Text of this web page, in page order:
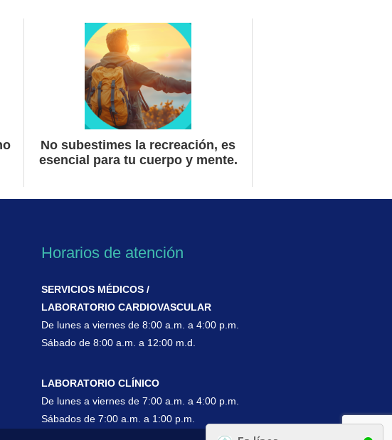
No subestimes la recreación, es
esencial para tu cuerpo y mente.
Horarios de atención
SERVICIOS MÉDICOS /
LABORATORIO CARDIOVASCULAR
De lunes a viernes de 8:00 a.m. a 4:00 p.m.
Sábado de 8:00 a.m. a 12:00 m.d.
LABORATORIO CLÍNICO
De lunes a viernes de 7:00 a.m. a 4:00 p.m.
Sábados de 7:00 a.m. a 1:00 p.m.